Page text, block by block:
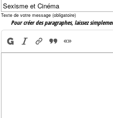
Texte de votre message (obligatoire)
Pour créer des paragraphes, laissez